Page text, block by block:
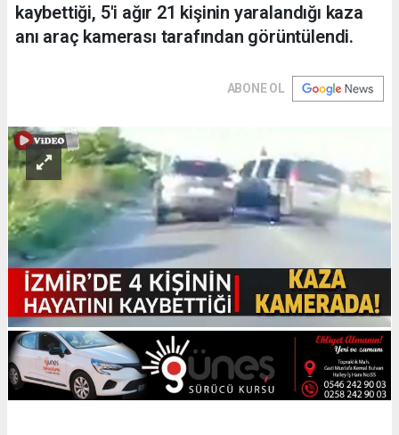
kaybettiği, 5'i ağır 21 kişinin yaralandığı kaza
anı araç kamerası tarafından görüntülendi.
ABONE OL